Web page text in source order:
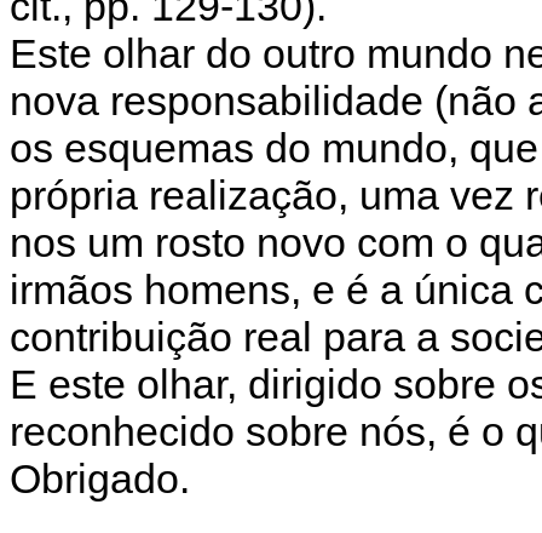
Este olhar do outro mundo
nova responsabilidade (não
os esquemas do mundo,
própria realização, uma vez
nos um rosto novo com o
irmãos homens, e é a única
contribuição real para a
E este olhar, dirigido sobre
reconhecido sobre nós, é o
Obrigado.